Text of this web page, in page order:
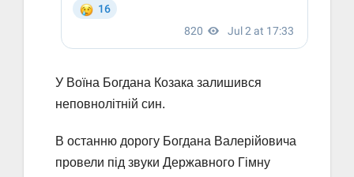
У Воїна Богдана Козака залишився
неповнолітній син.
В останню дорогу Богдана Валерійовича
провели під звуки Державного Гімну